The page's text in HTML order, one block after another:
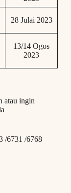
28 Julai 2023
13/14 Ogos
2023
atau ingin
/6731 /6768